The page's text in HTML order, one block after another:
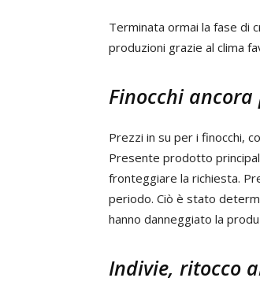
Terminata ormai la fase di
produzioni grazie al clima
Finocchi ancora
Prezzi in su per i finocchi,
Presente prodotto
fronteggiare la richiesta.
periodo. Ciò è stato
hanno danneggiato la
Indivie, ritocco